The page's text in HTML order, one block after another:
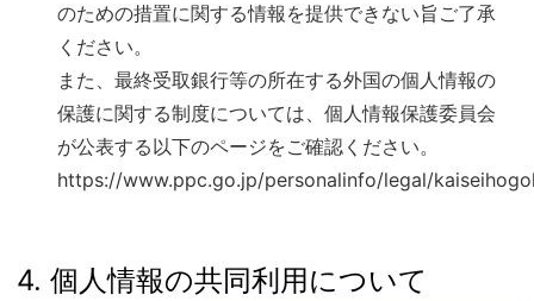
のための措置に関する情報を提供できない旨ご了承
ください。
また、最終受取銀行等の所在する外国の個人情報の
保護に関する制度については、個人情報保護委員会
が公表する以下のページをご確認ください。
https://www.ppc.go.jp/personalinfo/legal/
4. 個人情報の共同利用について